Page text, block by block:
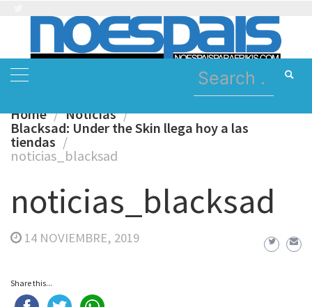
Search
for:
Home Noticias
Blacksad: Under the Skin llega hoy a las
tiendas
noticias_blacksad
noticias_blacksad
14 NOVIEMBRE, 2019
Share this...